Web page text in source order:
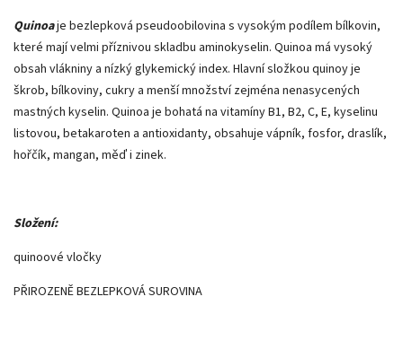
Quinoaje bezlepková pseudoobilovina s vysokým podílem bílkovin,
které mají velmi příznivou skladbu aminokyselin. Quinoa má vysoký
obsah vlákniny a nízký glykemický index. Hlavní složkou quinoy je
škrob, bílkoviny, cukry a menší množství zejména nenasycených
mastných kyselin. Quinoa je bohatá na vitamíny B1, B2, C, E, kyselinu
listovou, betakaroten a antioxidanty, obsahuje vápník, fosfor, draslík,
hořčík, mangan, měď i zinek.
Složení:
quinoové vločky
PŘIROZENĚ BEZLEPKOVÁ SUROVINA